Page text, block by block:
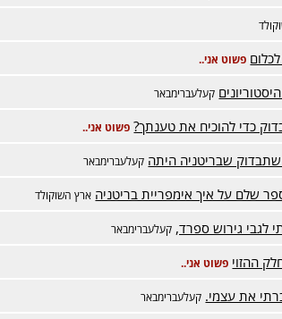
פשוט אני..
קעלעברימבאר
כדי להוכיח את טענתך? פשוט אני..
שתבדוק שבריטניה היתה קעלעברימבאר
שלם על איך אימפריית בריטניה ארץ השוקולד
לגבי גירוש ספרד, קעלעברימבאר
ההזוי פשוט אני..
את עצמי. קעלעברימבאר